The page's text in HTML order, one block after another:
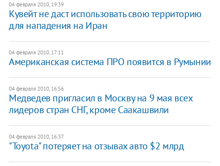
04 февраля 2010, 19:39
Кувейт не даст использовать свою территорию
для нападения на Иран
04 февраля 2010, 17:11
Американская система ПРО появится в Румынии
04 февраля 2010, 16:56
Медведев пригласил в Москву на 9 мая всех
лидеров стран СНГ, кроме Саакашвили
04 февраля 2010, 16:37
"Toyota" потеряет на отзывах авто $2 млрд